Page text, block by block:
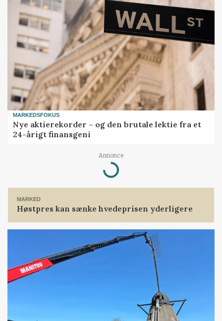
MARKEDSFOKUS
Nye aktierekorder – og den brutale lektie fra et
24-årigt finansgeni
Annonce
Loading...
MARKED
Høstpres kan sænke hvedeprisen yderligere